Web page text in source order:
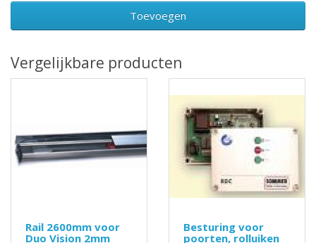
Toevoegen
Vergelijkbare producten
Rail 2600mm voor
Duo Vision 2mm
Besturing voor
poorten, rolluiken